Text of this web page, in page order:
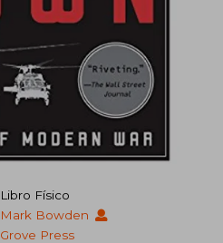
Libro Físico
Mark Bowden
Grove Press